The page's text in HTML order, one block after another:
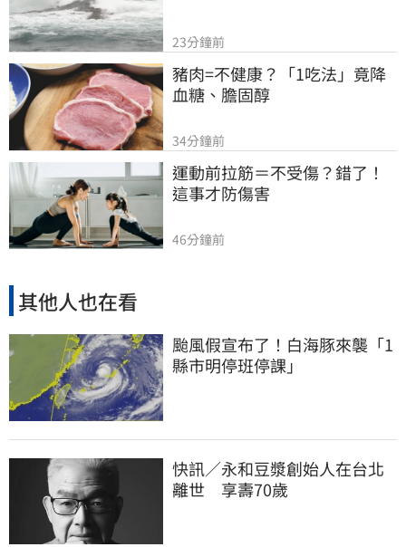
23分鐘前
豬肉=不健康？「1吃法」竟降
血糖、膽固醇
34分鐘前
運動前拉筋＝不受傷？錯了！
這事才防傷害
46分鐘前
其他人也在看
颱風假宣布了！白海豚來襲「1
縣市明停班停課」
快訊／永和豆漿創始人在台北
離世 享壽70歲